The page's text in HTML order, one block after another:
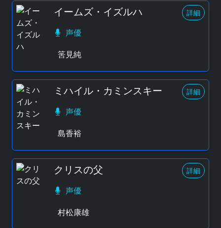
イームズ・イズルハ 詳細
声優
筈見純
ミハイル・カミンスキー 詳細
声優
島香裕
クリスの父 詳細
声優
村松康雄